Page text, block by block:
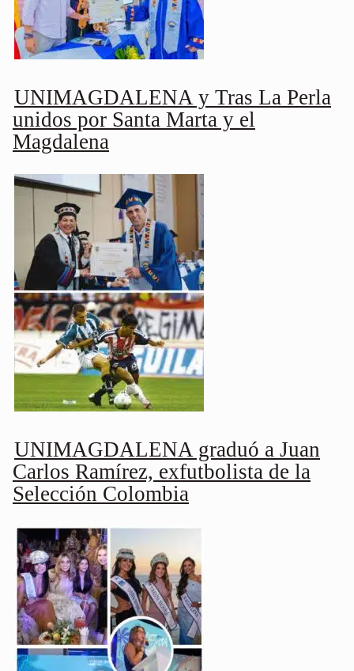
UNIMAGDALENA y Tras La Perla
unidos por Santa Marta y el
Magdalena
UNIMAGDALENA graduó a Juan
Carlos Ramírez, exfutbolista de la
Selección Colombia